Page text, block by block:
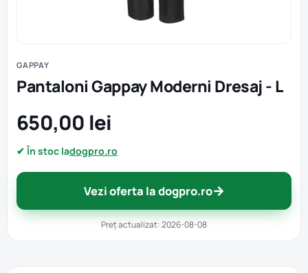
GAPPAY
Pantaloni Gappay Moderni Dresaj - L
650,00 lei
✔ În stoc ladogpro.ro
Vezi oferta la dogpro.ro→
Preț actualizat: 2026-08-08